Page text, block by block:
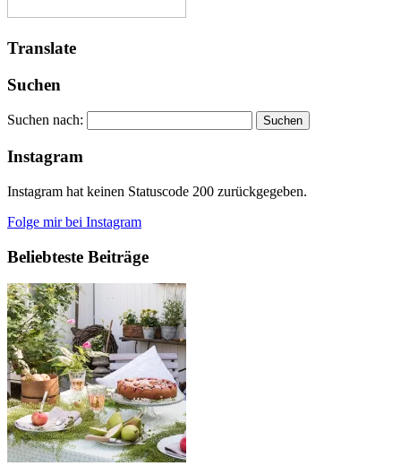
Translate
Suchen
Suchen nach:
Instagram
Instagram hat keinen Statuscode 200 zurückgegeben.
Folge mir bei Instagram
Beliebteste Beiträge